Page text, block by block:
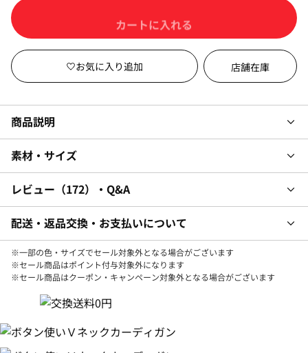
カートに入れる
店舗在庫
商品説明
素材・サイズ
レビュー 172 ・Q&A
配送・返品交換・お支払いについて
※一部の色・サイズでセール対象外となる場合がございます
※セール商品はポイント付与対象外になります
※セール商品はクーポン・キャンペーン対象外となる場合がございます